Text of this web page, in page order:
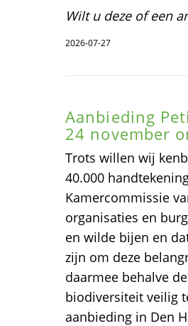
Wilt u deze of een
2026-07-27
Aanbieding
24 november
Trots willen wij
40.000
Kamercommissie
organisaties en
en wilde bijen en
zijn om deze
daarmee behalve
biodiversiteit veilig
aanbieding in Den